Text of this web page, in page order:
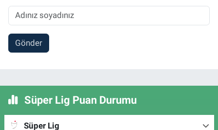
Gönder
Süper Lig Puan Durumu
Süper Lig